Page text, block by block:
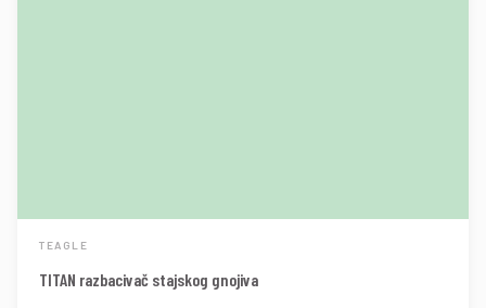
TEAGLE
TITAN razbacivač stajskog gnojiva